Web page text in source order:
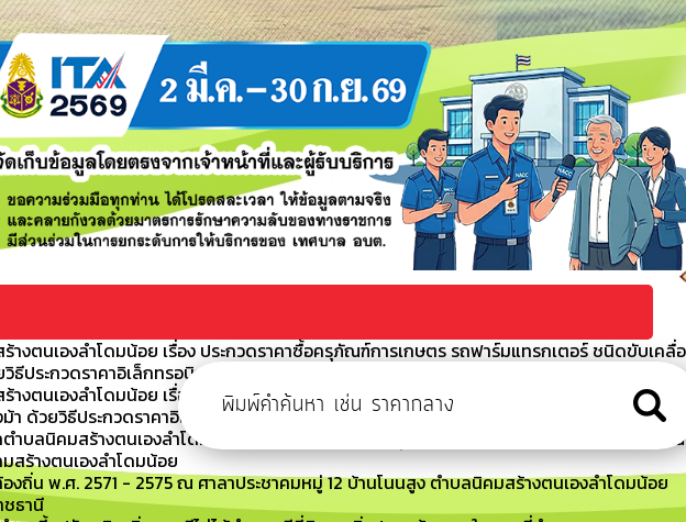
างตนเองลำโดมน้อย เรื่อง ประกวดราคาซื้อครุภัณฑ์การเกษตร รถฟาร์มแทรกเตอร์ ชนิดขับเคลื่
ประกวดราคาอิเล็กทรอนิกส์ (e-bidding)
างตนเองลำโดมน้อย เรื่อง ประกวศราคากลางซื้อครุภัณฑ์การเกษตร รถฟาร์มแทรกเตอร์ ชนิดขับ
า ด้วยวิธีประกวดราคาอิเล็กทรอนิกส์ (e-bidding)
ำบลนิคมสร้างตนเองลำโดมน้อย ที่ 263/2569 เรื่อง อนุมัติให้ใช้จ่ายเงินสะสมประจำปีงบประมาณ
สร้างตนเองลำโดมน้อย
ถิ่น พ.ศ. 2571 - 2575 ณ ศาลาประชาคมหมู่ 12 บ้านโนนสูง ตำบลนิคมสร้างตนเองลำโดมน้อย
ชธานี